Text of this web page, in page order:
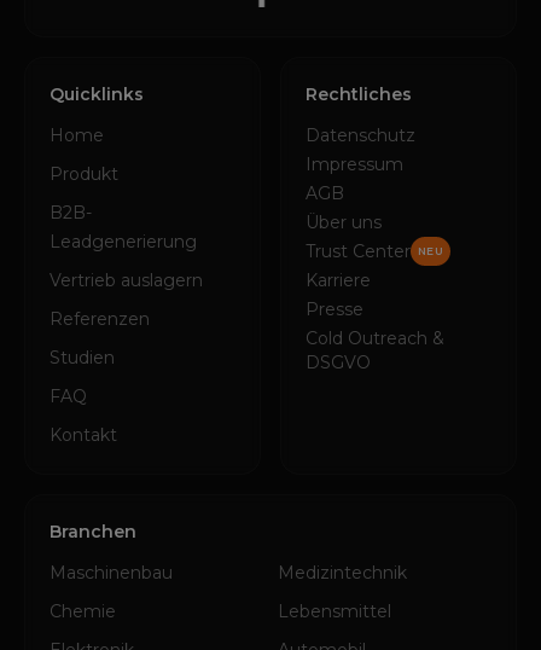
Quicklinks
Home
Produkt
B2B-
Leadgenerierung
Vertrieb auslagern
Referenzen
Studien
FAQ
Kontakt
Rechtliches
Datenschutz
Impressum
AGB
Über uns
Trust Center
NEU
Karriere
Presse
Cold Outreach &
DSGVO
Branchen
Maschinenbau
Medizintechnik
Chemie
Lebensmittel